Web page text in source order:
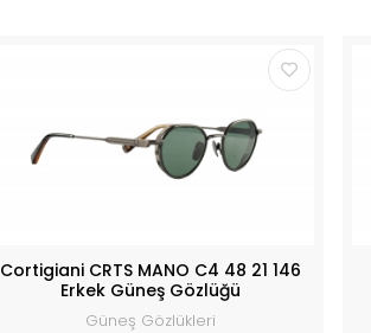
Cortigiani CRTS MANO C4 48 21 146
Erkek Güneş Gözlüğü
Güneş Gözlükleri